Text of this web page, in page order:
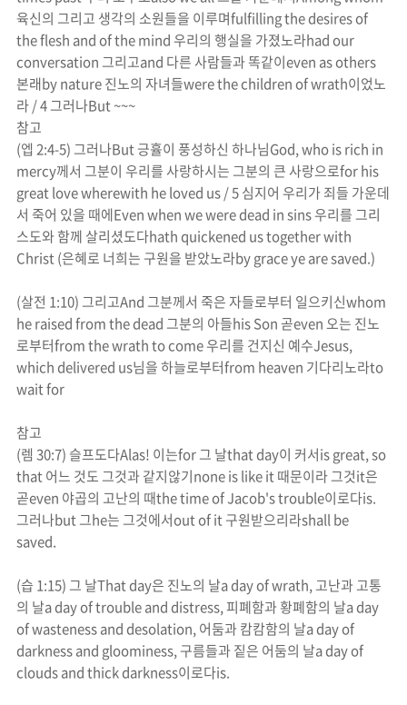
육신의 그리고 생각의 소원들을 이루며fulfilling the desires of
the flesh and of the mind우리의 행실을 가졌노라had our
conversation 그리고and 다른 사람들과 똑같이even as others
본래by nature진노의 자녀들were the children ofwrath이었노
라/ 4그러나But ~~~
참고
(엡 2:4-5) 그러나But긍휼이 풍성하신 하나님God, who is rich in
mercy께서 그분이 우리를 사랑하시는 그분의 큰 사랑으로for his
great love wherewith he loved us/ 5심지어 우리가 죄들 가운데
서 죽어 있을 때에Evenwhen we were dead in sins우리를 그리
스도와 함께 살리셨도다hath quickened us together with
Christ (은혜로 너희는 구원을 받았노라by grace ye are saved.)
(살전 1:10) 그리고And 그분께서 죽은 자들로부터 일으키신whom
he raised from the dead 그분의 아들his Son곧even오는 진노
로부터from thewrathto come우리를 건지신 예수Jesus,
which delivered us님을 하늘로부터from heaven 기다리노라to
wait for
참고
(렘 30:7) 슬프도다Alas! 이는for그 날that day이 커서is great, so
that어느 것도 그것과 같지않기none is like it때문이라 그것it은
곧even 야곱의 고난의 때the time of Jacob's trouble이로다is.
그러나but그he는 그것에서out of it구원받으리라shall be
saved.
(습 1:15) 그 날That day은 진노의 날a day ofwrath, 고난과 고통
의 날a day of trouble and distress, 피폐함과 황폐함의 날a day
of wasteness and desolation, 어둠과 캄캄함의 날a day of
darkness and gloominess, 구름들과 짙은 어둠의 날a day of
clouds and thick darkness이로다is.